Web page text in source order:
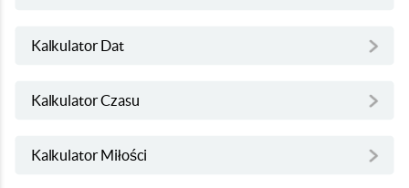
Kalkulator Dat
Kalkulator Czasu
Kalkulator Miłości